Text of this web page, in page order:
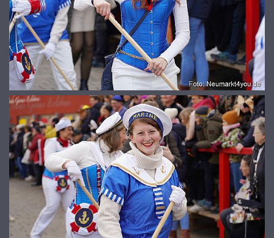
© 2026www.galerie-neumarkt.de